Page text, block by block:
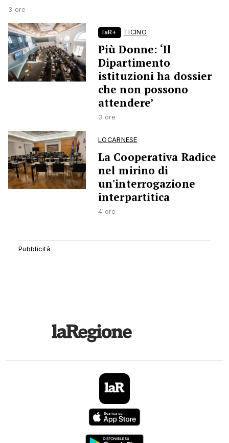
3 ore
laR+ TICINO
Più Donne: ‘Il
Dipartimento
istituzioni ha dossier
che non possono
attendere’
3 ore
LOCARNESE
La Cooperativa Radice
nel mirino di
un'interrogazione
interpartitica
4 ore